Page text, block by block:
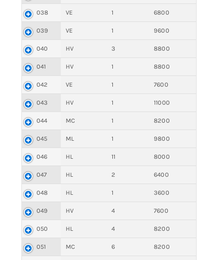
038 VE 1 6800
039 VE 1 9600
040 HV 3 8800
041 HV 1 8800
042 VE 1 7600
043 HV 1 11000
044 MC 1 8200
045 ML 1 9800
046 HL 11 8000
047 HL 2 6400
048 HL 1 3600
049 HV 4 7600
050 HL 4 8200
051 MC 6 8200